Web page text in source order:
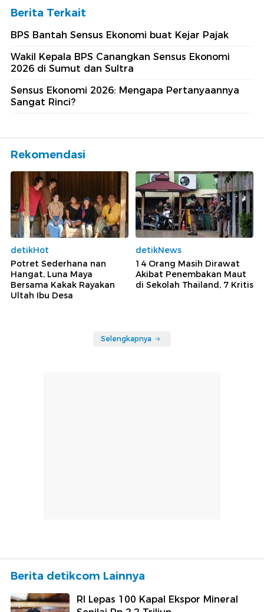
Berita Terkait
BPS Bantah Sensus Ekonomi buat Kejar Pajak
Wakil Kepala BPS Canangkan Sensus Ekonomi
2026 di Sumut dan Sultra
Sensus Ekonomi 2026: Mengapa Pertanyaannya
Sangat Rinci?
Rekomendasi
detikHot
Potret Sederhana nan
Hangat, Luna Maya
Bersama Kakak Rayakan
Ultah Ibu Desa
detikNews
14 Orang Masih Dirawat
Akibat Penembakan Maut
di Sekolah Thailand, 7 Kritis
Selengkapnya
Berita detikcom Lainnya
RI Lepas 100 Kapal Ekspor Mineral